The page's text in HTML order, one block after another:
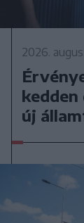
2026.
új